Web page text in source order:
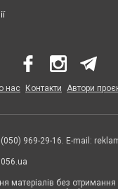
нас Контакти Автори
969-29-16. E-mail:
матеріалів без